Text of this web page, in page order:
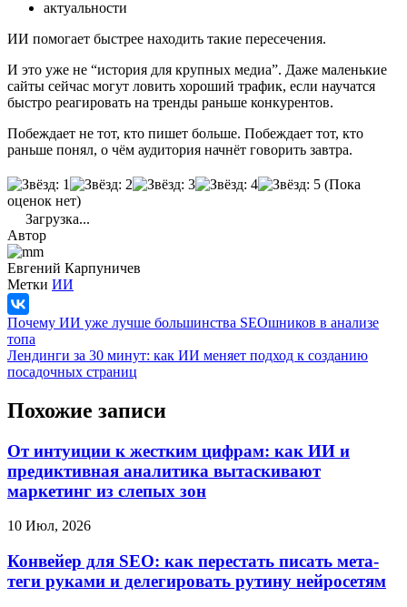
актуальности
ИИ помогает быстрее находить такие пересечения.
И это уже не “история для крупных медиа”. Даже маленькие
сайты сейчас могут ловить хороший трафик, если научатся
быстро реагировать на тренды раньше конкурентов.
Побеждает не тот, кто пишет больше. Побеждает тот, кто
раньше понял, о чём аудитория начнёт говорить завтра.
(Пока
оценок нет)
Загрузка...
Автор
Евгений Карпуничев
Метки ИИ
Почему ИИ уже лучше большинства SEOшников в анализе
топа
Лендинги за 30 минут: как ИИ меняет подход к созданию
посадочных страниц
Похожие записи
От интуиции к жестким цифрам: как ИИ и
предиктивная аналитика вытаскивают
маркетинг из слепых зон
10 Июл, 2026
Конвейер для SEO: как перестать писать мета-
теги руками и делегировать рутину нейросетям